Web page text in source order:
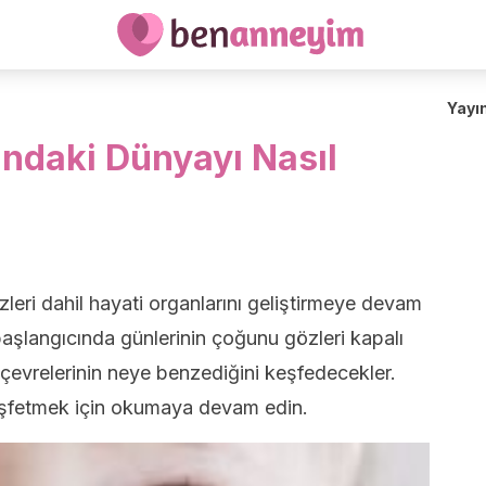
Dünyayı Nasıl
dahil hayati organlarını geliştirmeye devam
günlerinin çoğunu gözleri kapalı
neye benzediğini keşfedecekler.
için okumaya devam edin.